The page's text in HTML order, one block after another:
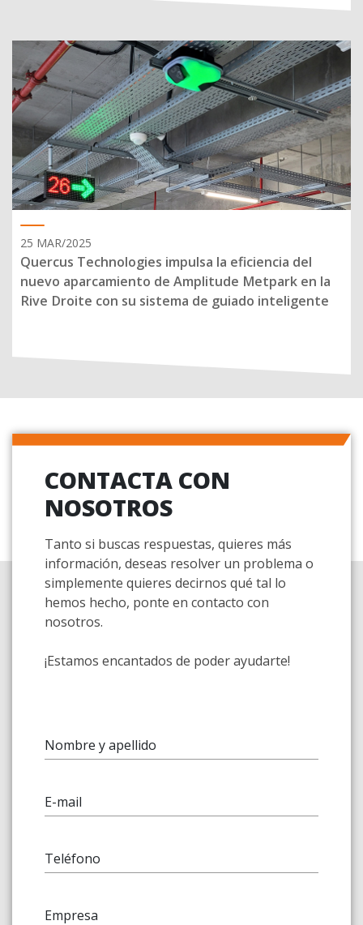
25 MAR/2025
Quercus Technologies impulsa la eficiencia del
nuevo aparcamiento de Amplitude Metpark en la
Rive Droite con su sistema de guiado inteligente
CONTACTA CON
NOSOTROS
Tanto si buscas respuestas, quieres más
información, deseas resolver un problema o
simplemente quieres decirnos qué tal lo
hemos hecho, ponte en contacto con
nosotros.
¡Estamos encantados de poder ayudarte!
Nombre y apellido
E-mail
Teléfono
Empresa